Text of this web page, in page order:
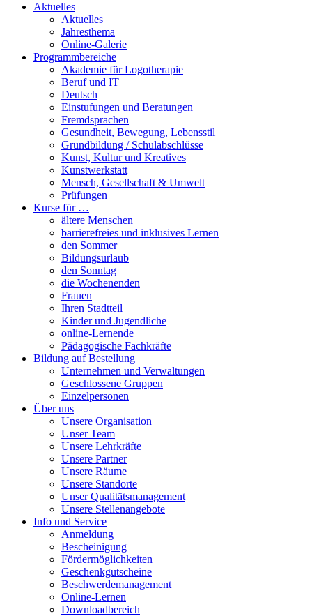
Aktuelles
Aktuelles
Jahresthema
Online-Galerie
Programmbereiche
Akademie für Logotherapie
Beruf und IT
Deutsch
Einstufungen und Beratungen
Fremdsprachen
Gesundheit, Bewegung, Lebensstil
Grundbildung / Schulabschlüsse
Kunst, Kultur und Kreatives
Kunstwerkstatt
Mensch, Gesellschaft & Umwelt
Prüfungen
Kurse für …
ältere Menschen
barrierefreies und inklusives Lernen
den Sommer
Bildungsurlaub
den Sonntag
die Wochenenden
Frauen
Ihren Stadtteil
Kinder und Jugendliche
online-Lernende
Pädagogische Fachkräfte
Bildung auf Bestellung
Unternehmen und Verwaltungen
Geschlossene Gruppen
Einzelpersonen
Über uns
Unsere Organisation
Unser Team
Unsere Lehrkräfte
Unsere Partner
Unsere Räume
Unsere Standorte
Unser Qualitätsmanagement
Unsere Stellenangebote
Info und Service
Anmeldung
Bescheinigung
Fördermöglichkeiten
Geschenkgutscheine
Beschwerdemanagement
Online-Lernen
Downloadbereich